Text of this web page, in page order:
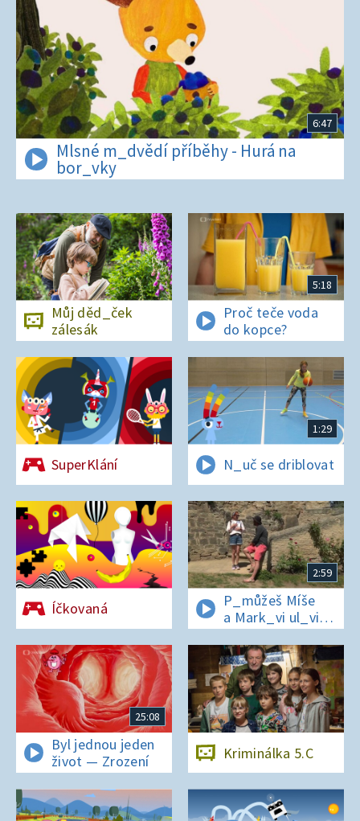
6:47
Mlsné m_dvědí příběhy - Hurá na
bor_vky
Můj děd_ček
zálesák
5:18
Proč teče voda
do kopce?
SuperKlání
1:29
N_uč se driblovat
Íčkovaná
2:59
P_můžeš Míše
a Mark_vi ul_vit
hesl_ na zámku
v Nelahezevsi?
25:08
Byl jednou jeden
život — Zrození
Kriminálka 5.C